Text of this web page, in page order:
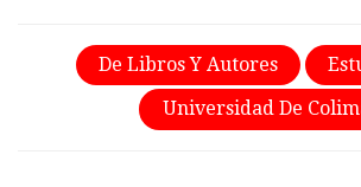
De Libros Y Autores
Universidad De